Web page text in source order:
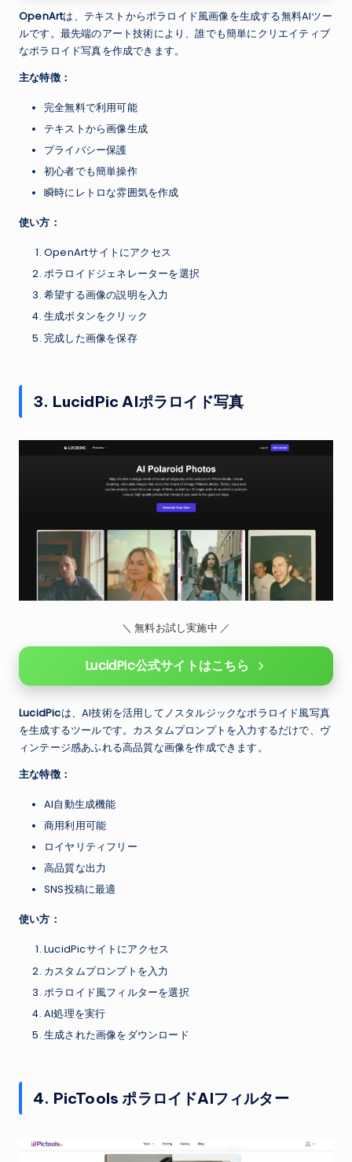
OpenArtは、テキストからポラロイド風画像を生成する無料AIツー
ルです。最先端のアート技術により、誰でも簡単にクリエイティブ
なポラロイド写真を作成できます。
主な特徴：
完全無料で利用可能
テキストから画像生成
プライバシー保護
初心者でも簡単操作
瞬時にレトロな雰囲気を作成
使い方：
OpenArtサイトにアクセス
ポラロイドジェネレーターを選択
希望する画像の説明を入力
生成ボタンをクリック
完成した画像を保存
3. LucidPic AIポラロイド写真
＼ 無料お試し実施中 ／
LucidPic公式サイトはこちら
LucidPicは、AI技術を活用してノスタルジックなポラロイド風写真
を生成するツールです。カスタムプロンプトを入力するだけで、ヴ
ィンテージ感あふれる高品質な画像を作成できます。
主な特徴：
AI自動生成機能
商用利用可能
ロイヤリティフリー
高品質な出力
SNS投稿に最適
使い方：
LucidPicサイトにアクセス
カスタムプロンプトを入力
ポラロイド風フィルターを選択
AI処理を実行
生成された画像をダウンロード
4. PicTools ポラロイドAIフィルター